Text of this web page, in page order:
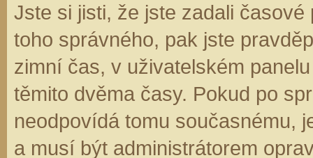
Jste si jisti, že jste zadali
toho správného, pak jste
zimní čas, v uživatelském
těmito dvěma časy. Pokud po
neodpovídá tomu současnému,
a musí být administrátorem